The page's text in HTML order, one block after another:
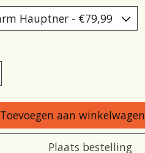
Toevoegen aan winkelwagen
Plaats bestelling